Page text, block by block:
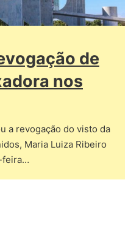
de
nos
a revogação do visto da
Maria Luiza Ribeiro
feira…